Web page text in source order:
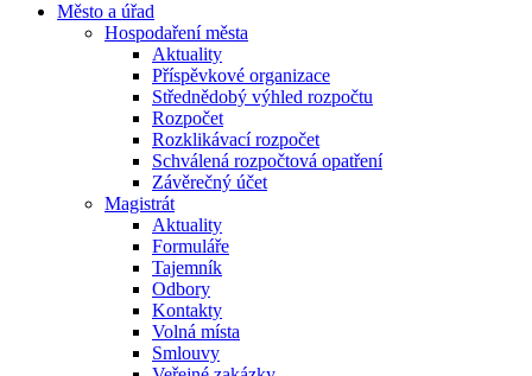
Město a úřad
Hospodaření města
Aktuality
Příspěvkové organizace
Střednědobý výhled rozpočtu
Rozpočet
Rozklikávací rozpočet
Schválená rozpočtová opatření
Závěrečný účet
Magistrát
Aktuality
Formuláře
Tajemník
Odbory
Kontakty
Volná místa
Smlouvy